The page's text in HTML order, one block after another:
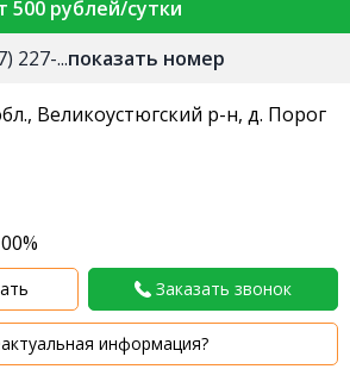
500 рублей/сутки
227-...показать номер
Великоустюгский р-н, д. Порог
Заказать звонок
информация?